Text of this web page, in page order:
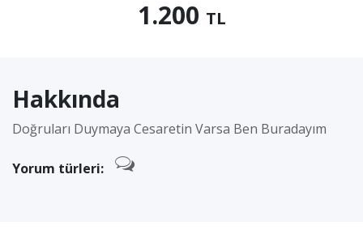
1.200 TL
Hakkında
Doğruları Duymaya Cesaretin Varsa Ben Buradayım
Yorum türleri: